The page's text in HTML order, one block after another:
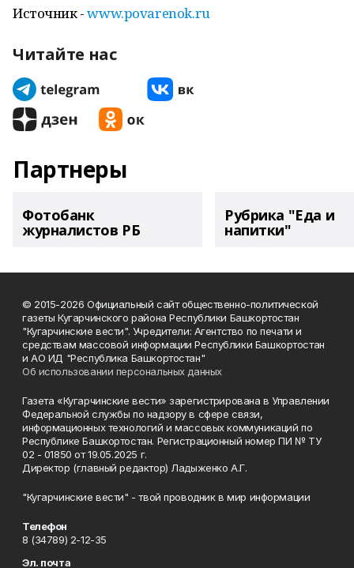
Источник -www.povarenok.ru
Читайте нас
Партнеры
Фотобанк
журналистов РБ
Рубрика "Еда и
напитки"
© 2015-2026 Официальный сайт общественно-политической
газеты Кугарчинского района Республики Башкортостан
"Кугарчинские вести". Учредители: Агентство по печати и
средствам массовой информации Республики Башкортостан
и АО ИД "Республика Башкортостан"
Об использовании персональных данных
Газета «Кугарчинские вести» зарегистрирована в Управлении
Федеральной службы по надзору в сфере связи,
информационных технологий и массовых коммуникаций по
Республике Башкортостан. Регистрационный номер ПИ № ТУ
02 - 01850 от 19.05.2025 г.
Директор (главный редактор) Ладыженко А.Г.
"Кугарчинские вести" - твой проводник в мир информации
Телефон
8 (34789) 2-12-35
Эл. почта